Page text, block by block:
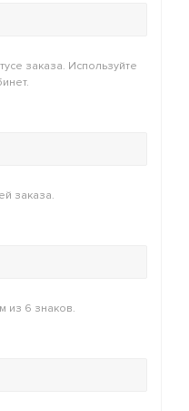
заказа. Используйте
заказа.
из 6 знаков.